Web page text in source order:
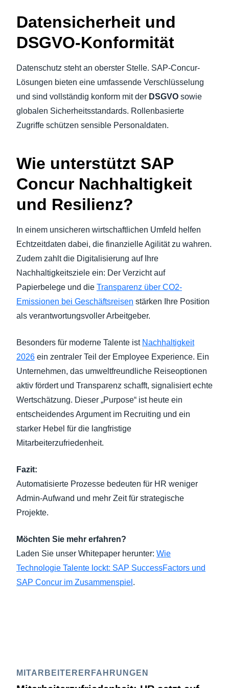
Datensicherheit und
DSGVO-Konformität
Datenschutz steht an oberster Stelle. SAP-Concur-
Lösungen bieten eine umfassende Verschlüsselung
und sind vollständig konform mit der DSGVO sowie
globalen Sicherheitsstandards. Rollenbasierte
Zugriffe schützen sensible Personaldaten.
Wie unterstützt SAP
Concur Nachhaltigkeit
und Resilienz?
In einem unsicheren wirtschaftlichen Umfeld helfen
Echtzeitdaten dabei, die finanzielle Agilität zu wahren.
Zudem zahlt die Digitalisierung auf Ihre
Nachhaltigkeitsziele ein: Der Verzicht auf
Papierbelege und die Transparenz über CO2-
Emissionen bei Geschäftsreisen stärken Ihre Position
als verantwortungsvoller Arbeitgeber.
Besonders für moderne Talente ist Nachhaltigkeit
2026 ein zentraler Teil der Employee Experience. Ein
Unternehmen, das umweltfreundliche Reiseoptionen
aktiv fördert und Transparenz schafft, signalisiert echte
Wertschätzung. Dieser „Purpose“ ist heute ein
entscheidendes Argument im Recruiting und ein
starker Hebel für die langfristige
Mitarbeiterzufriedenheit.
Fazit:
Automatisierte Prozesse bedeuten für HR weniger
Admin-Aufwand und mehr Zeit für strategische
Projekte.
Möchten Sie mehr erfahren?
Laden Sie unser Whitepaper herunter: Wie
Technologie Talente lockt: SAP SuccessFactors und
SAP Concur im Zusammenspiel .
MITARBEITERERFAHRUNGEN